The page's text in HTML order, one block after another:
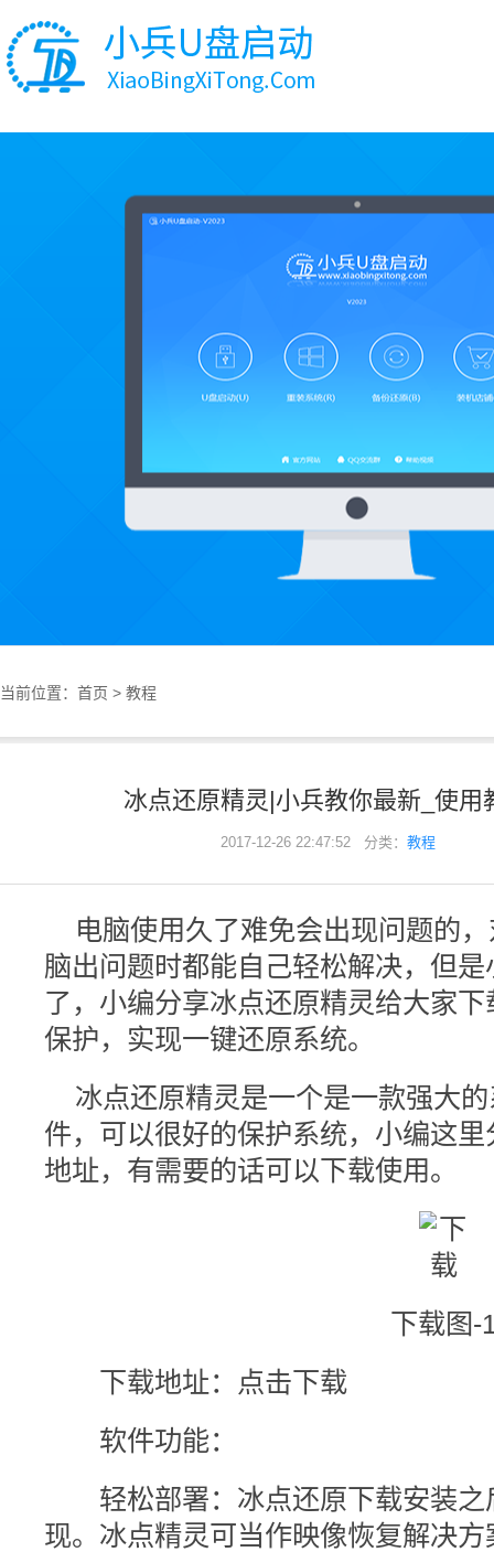
当前位置： 首页 > 教程
冰点还原精灵|小兵教你最新_使
2017-12-26 22:47:52 分类： 教程
电脑使用久了难免会出现问题的
脑出问题时都能自己轻松解决，但
了，小编分享冰点还原精灵给大家
保护，实现一键还原系统。
冰点还原精灵是一个是一款强大
件，可以很好的保护系统，小编这
地址，有需要的话可以下载使用。
下载图-
下载地址：点击下载
软件功能：
轻松部署：冰点还原下载安装之
现。冰点精灵可当作映像恢复解决